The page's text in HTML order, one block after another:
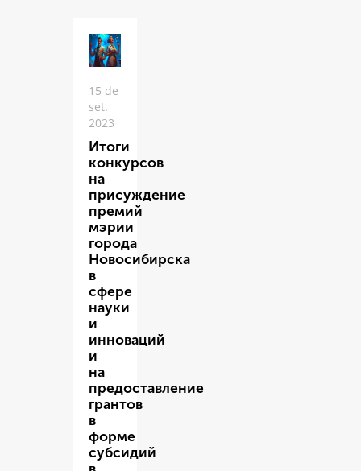
15 de
set.
2023
Итоги
конкурсов
на
присуждение
премий
мэрии
города
Новосибирска
в
сфере
науки
и
инноваций
и
на
предоставление
грантов
в
форме
субсидий